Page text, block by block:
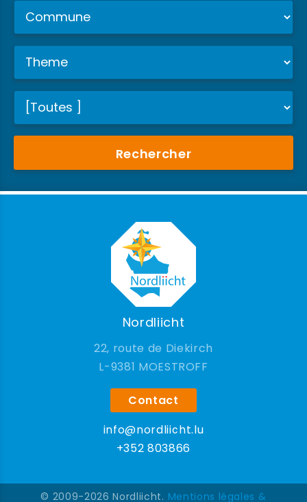
Rechercher
Nordliicht
22, route de Diekirch
9381 MOESTROFF
Contact
info@nordliicht.lu
+352 803866
© 2009-2026 Nordliicht. Mentions légales &